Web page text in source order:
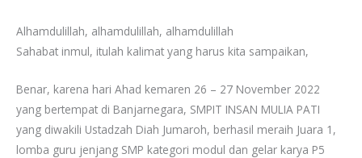
Alhamdulillah, alhamdulillah, alhamdulillah
Sahabat inmul, itulah kalimat yang harus kita sampaikan,
Benar, karena hari Ahad kemaren 26 – 27 November 2022
yang bertempat di Banjarnegara, SMPIT INSAN MULIA PATI
yang diwakili Ustadzah Diah Jumaroh, berhasil meraih Juara 1,
lomba guru jenjang SMP kategori modul dan gelar karya P5